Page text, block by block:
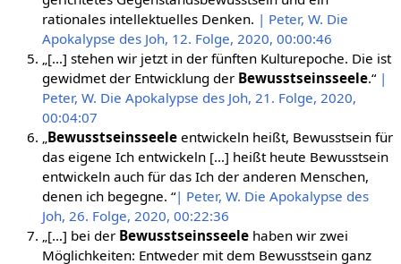
rationales intellektuelles Denken. | Peter, W. Die
Apokalypse des Joh, 12. Folge, 2020, 00:00:46
„[…] stehen wir jetzt in der fünften Kulturepoche. Die ist
gewidmet der Entwicklung der Bewusstseinsseele.“ |
Peter, W. Die Apokalypse des Joh, 21. Folge, 2020,
00:04:07
Bewusstseinsseeleentwickeln heißt, Bewusstsein für
das eigene Ich entwickeln […] heißt heute Bewusstsein
entwickeln auch für das Ich der anderen Menschen,
denen ich begegne. “| Peter, W. Die Apokalypse des
Joh, 26. Folge, 2020, 00:22:36
„[…] bei der Bewusstseinsseelehaben wir zwei
Möglichkeiten: Entweder mit dem Bewusstsein ganz